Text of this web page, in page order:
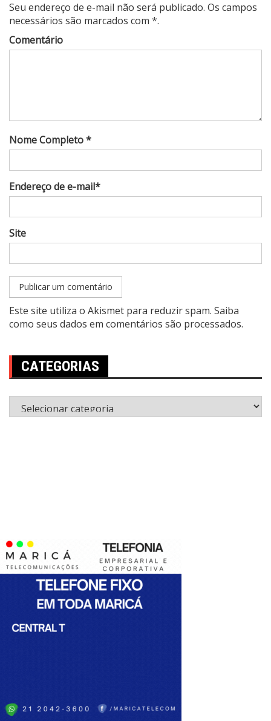
Seu endereço de e-mail não será publicado. Os campos
necessários são marcados com *.
Comentário
Nome Completo *
Endereço de e-mail*
Site
Este site utiliza o Akismet para reduzir spam. Saiba
como seus dados em comentários são processados.
CATEGORIAS
Categorias